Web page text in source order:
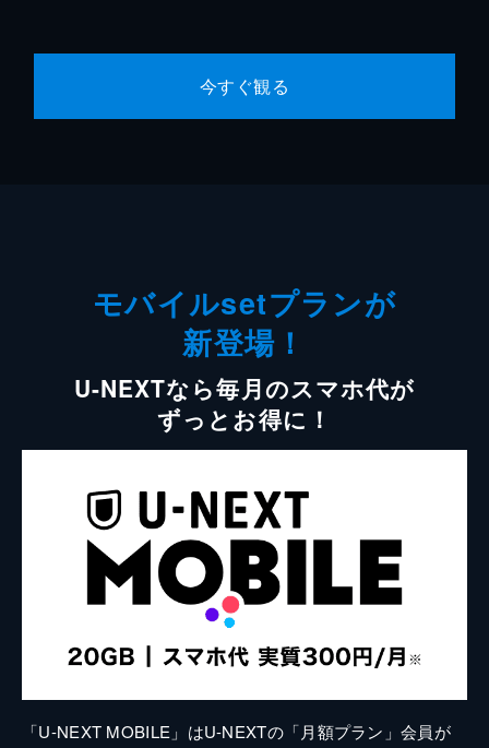
今すぐ観る
モバイルsetプランが
新登場！
U-NEXTなら毎月のスマホ代が
ずっとお得に！
「U-NEXT MOBILE」はU-NEXTの「月額プラン」会員が